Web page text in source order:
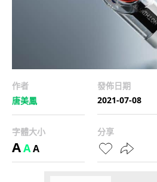
作者
唐美鳳
發佈日期
2021-07-08
字體大小
AAA
分享